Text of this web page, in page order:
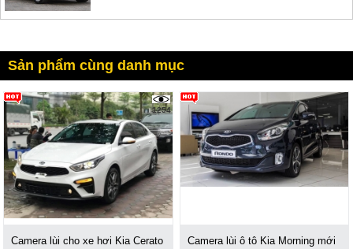
Sản phẩm cùng danh mục
1254
Camera lùi cho xe hơi Kia Cerato
Camera lùi ô tô Kia Morning mới